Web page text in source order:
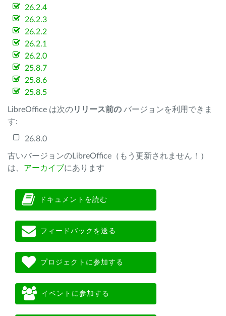
26.2.4
26.2.3
26.2.2
26.2.1
26.2.0
25.8.7
25.8.6
25.8.5
LibreOffice は次のリリース前の バージョンを利用できま
す:
26.8.0
古いバージョンのLibreOffice（もう更新されません！）
は、 アーカイブにあります
ドキュメントを読む
フィードバックを送る
プロジェクトに参加する
イベントに参加する